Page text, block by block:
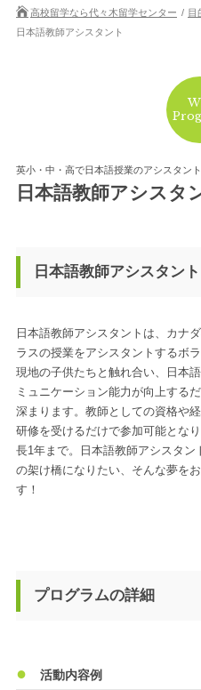
高校留学なら代々木留学センター 目
日本語教師アシスタント
英小・中・高で日本語授業のアシスタン
日本語教師アシスタ
日本語教師アシスタン
日本語教師アシスタントは、カナ
ラスの授業をアシスタントするボ
現地の子供たちと触れ合い、日本
ミュニケーション能力が向上する
深まります。教師としての資格や
研修を受けるだけで参加可能とな
長1年まで。日本語教師アシスタ
の架け橋になりたい、そんな夢を
す！
プログラムの詳細
活動内容例